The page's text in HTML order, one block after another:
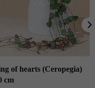
of hearts (Ceropegia)
cm